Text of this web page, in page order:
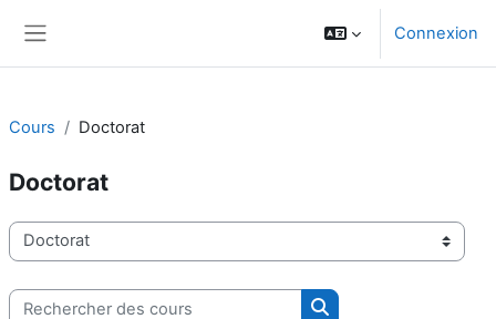
Connexion
Cours Doctorat
Doctorat
Catégories de cours
Rechercher des cours